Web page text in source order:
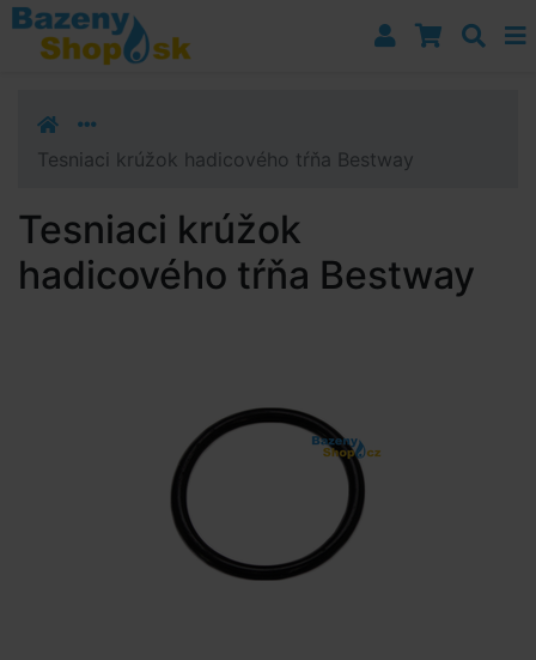
Prejsť k navigácii
Prejsť na obsah
Prejsť k bočnému stĺpci
Tesniaci krúžok hadicového tŕňa Bestway
Tesniaci krúžok
hadicového tŕňa Bestway